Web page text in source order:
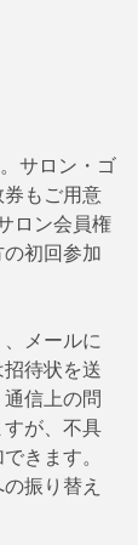
サロン・ゴ
もご用意
ロン会員権
初回参加
メールに
待状を送
信上の問
が、不具
きます。
振り替え